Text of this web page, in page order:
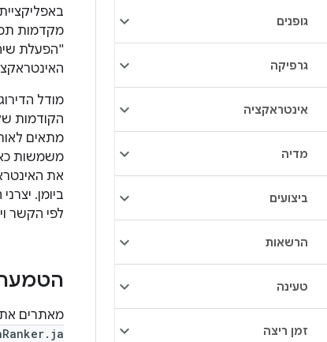
גופנים
גרפיקה
אינטראקציה
מדיה
ביצועים
הרשאות
טעינה
זמן ריצה
מקדמות
הקודמות
מתאים
משמשות
את
לפי הקשר
מאתרים